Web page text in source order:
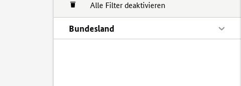
Alle Filter deaktivieren
Bundesland